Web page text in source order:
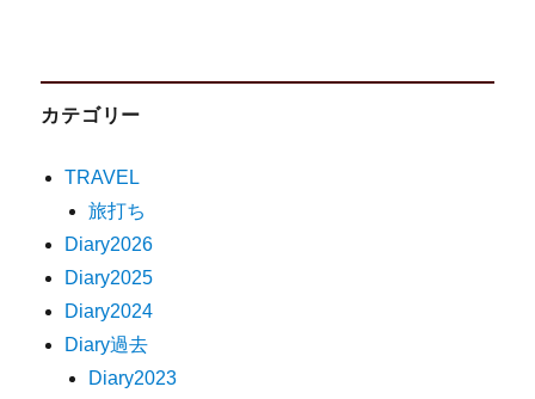
カテゴリー
TRAVEL
旅打ち
Diary2026
Diary2025
Diary2024
Diary過去
Diary2023